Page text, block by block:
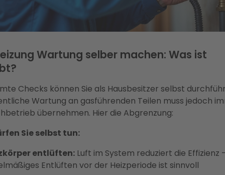
Wartung selber machen: Was ist
Checks können Sie als Hausbesitzer selbst
Wartung an gasführenden Teilen muss jedoch
übernehmen. Hier die Abgrenzung:
Sie selbst tun:
entlüften: Luft im System reduziert die Effizienz
Entlüften vor der Heizperiode ist sinnvoll